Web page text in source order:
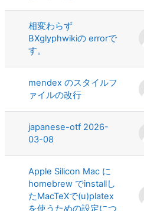
相変わらず
BXglyphwikiの errorで
す。
mendex のスタイルフ
ァイルの改行
japanese-otf 2026-
03-08
Apple Silicon Mac に
homebrew でinstallし
たMacTeXで(u)platex
を使うための設定につ